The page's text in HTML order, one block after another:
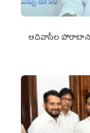
ఆదివాసీల